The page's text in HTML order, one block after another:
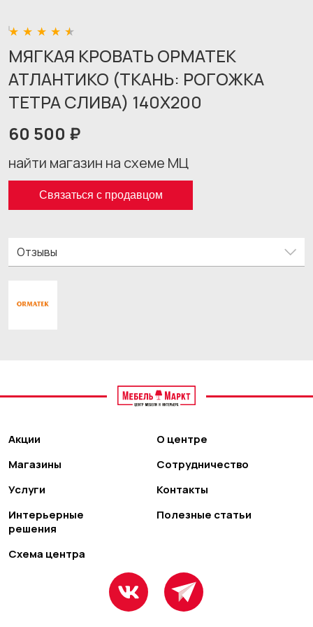
МЯГКАЯ КРОВАТЬ ОРМАТЕК
АТЛАНТИКО (ТКАНЬ: РОГОЖКА
ТЕТРА СЛИВА) 140X200
60 500 ₽
найти магазин на схеме МЦ
Связаться с продавцом
Отзывы
Акции
Магазины
Услуги
Интерьерные
решения
Схема центра
О центре
Сотрудничество
Контакты
Полезные статьи